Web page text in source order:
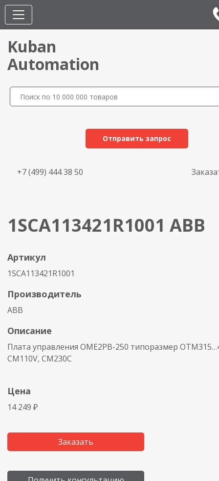
Kuban
Automation
Отправить запрос
+7 (499) 444 38 50
1SCA113421R1001 ABB
Артикул
1SCA113421R1001
Производитель
ABB
Описание
Плата управления OME2PB-250 типоразмер
CM110V, CM230C
Цена
14 249 ₽
Заказать